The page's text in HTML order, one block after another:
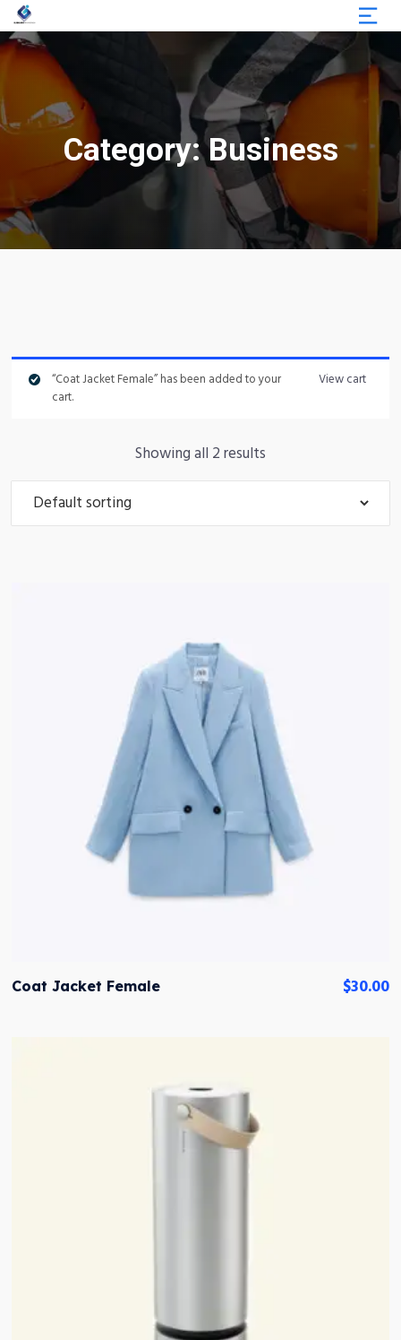
Category:Business
View cart
“Coat Jacket Female” has been added to your
cart.
Showing all 2 results
Coat Jacket Female $30.00